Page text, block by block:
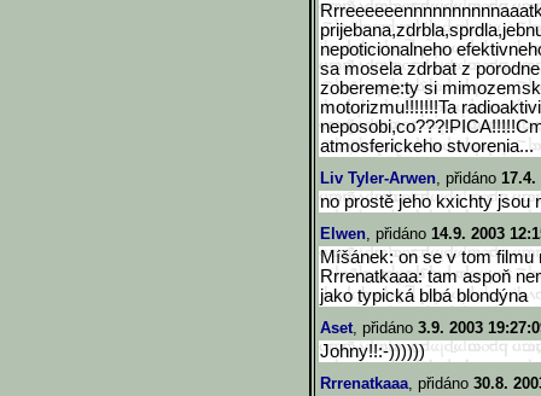
nepoticionalneho
sa mosela zdrbat z
zobereme:ty si
motorizmu!!!!!!!Ta
atmosferickeho stvorenia...
Liv Tyler-Arwen, přidáno 17.4.
no prostě jeho kxichty jsou
Elwen, přidáno 14.9. 2003
Míšánek: on se v tom filmu
Rrrenatkaaa: tam aspoň
jako typická blbá blondýna
Aset, přidáno 3.9. 2003
Johny!!:-))))))
Rrrenatkaaa, přidáno 30.8.